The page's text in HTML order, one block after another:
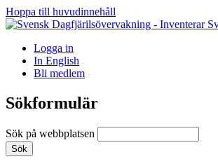
Hoppa till huvudinnehåll
Logga in
In English
Bli medlem
Sökformulär
Sök på webbplatsen